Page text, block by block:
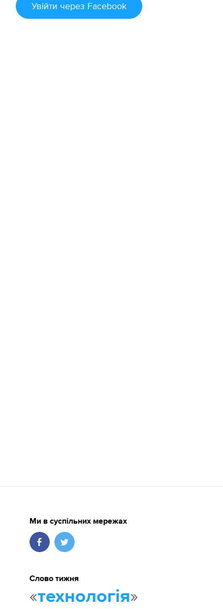
Увійти через Facebook
Ми в суспільних мережах
Слово тижня
«технологія»